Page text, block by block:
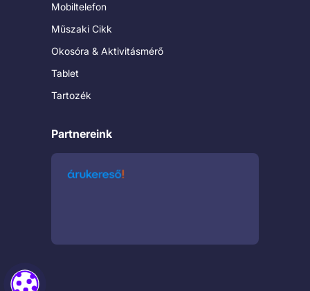
Mobiltelefon
Műszaki Cikk
Okosóra & Aktivitásmérő
Tablet
Tartozék
Partnereink